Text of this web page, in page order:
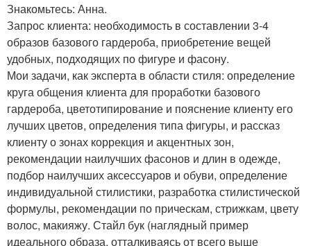
Знакомьтесь: Анна.
Запрос клиента: необходимость в составлении 3-4
образов базового гардероба, приобретение вещей
удобных, подходящих по фигуре и фасону.
Мои задачи, как эксперта в области стиля: определение
круга общения клиента для проработки базового
гардероба, цветотипирование и пояснение клиенту его
лучших цветов, определения типа фигуры, и рассказ
клиенту о зонах коррекция и акцентных зон,
рекомендации наилучших фасонов и длин в одежде,
подбор наилучших аксессуаров и обуви, определение
индивидуальной стилистики, разработка стилистической
формулы, рекомендации по прическам, стрижкам, цвету
волос, макияжу. Стайл бук (наглядный пример
идеального образа, отталкиваясь от всего выше